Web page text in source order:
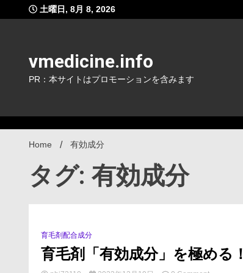
to
土曜日, 8月 8, 2026
vmedicine.info
PR：本サイトはプロモーションを含みます
Home 有効成分
タグ: 有効成分
18 Minutes
育毛剤配合成分
育毛剤「有効成分」を極める！